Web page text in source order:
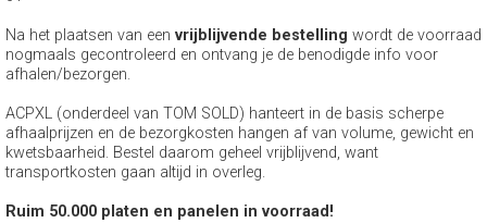
Na het plaatsen van een vrijblijvende bestelling wordt de voorraad
nogmaals gecontroleerd en ontvang je de benodigde info voor
afhalen/bezorgen.
ACPXL (onderdeel van TOM SOLD) hanteert in de basis scherpe
afhaalprijzen en de bezorgkosten hangen af van volume, gewicht en
kwetsbaarheid. Bestel daarom geheel vrijblijvend, want
transportkosten gaan altijd in overleg.
Ruim 50.000 platen en panelen in voorraad!